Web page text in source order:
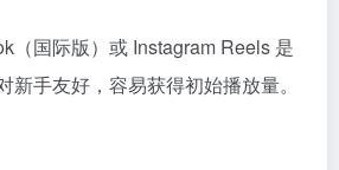
国际版）或 Instagram Reels 是
新手友好，容易获得初始播放量。